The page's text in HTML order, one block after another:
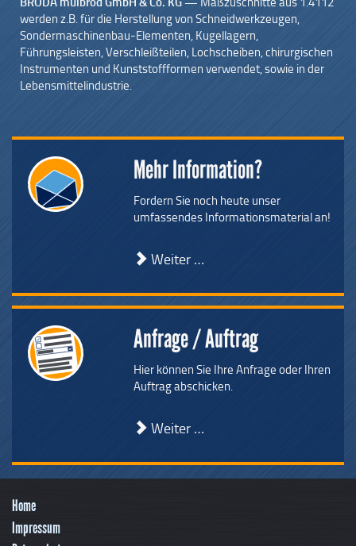
werden z.B. für die Herstellung von Schneidwerkzeugen,
Sondermaschinenbau-Elementen, Kugellagern,
Führungsleisten, Verschleißteilen, Lochscheiben, chirurgischen
Instrumenten und Kunststoffformen verwendet, sowie in der
Lebensmittelindustrie.
Mehr Information?
Fordern Sie noch heute unser
umfassendes Informationsmaterial an!
Weiter …
Anfrage / Auftrag
Hier können Sie Ihre Anfrage oder Ihren
Auftrag abschicken.
Weiter …
Home
Impressum